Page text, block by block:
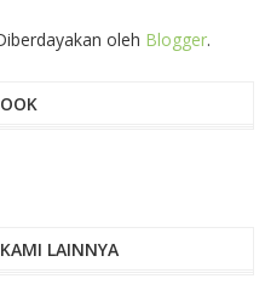
oleh Blogger.
LAINNYA